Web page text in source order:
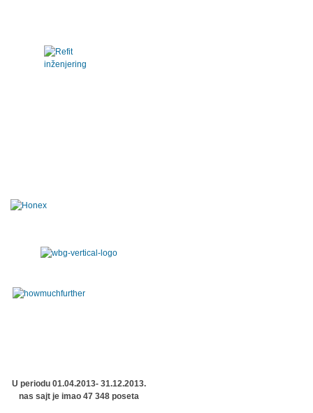
U periodu 01.04.2013- 31.12.2013.
nas sajt je imao 47 348 poseta